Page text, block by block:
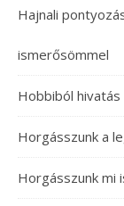
Hajnali
ismerősömmel
Hobbiból hivatás
Horgásszunk a
Horgásszunk mi